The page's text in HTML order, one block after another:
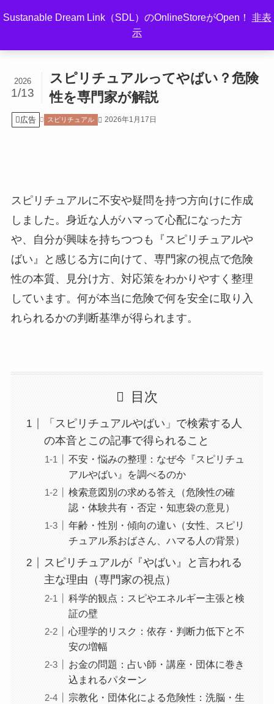
Sustanable Dream Link（SDL）のOnlineStoreがOpen！ 非表
示
スピリチュアルってやばい？危険
性を専門家が解説
2026
1/13
広告 スピリチュアル 2026年1月17日
スピリチュアルに不安や疑問を持つ方向けに作成
しました。身近な人がハマって心配になった方
や、自分が興味を持ちつつも『スピリチュアルや
ばい』と感じる方に向けて、専門家の視点で危険
性の本質、見分け方、対応策をわかりやすく整理
しています。何が本当に危険で何を安全に取り入
れられるかの判断基準が得られます。
目次
「スピリチュアルやばい」で検索する人
の本音とこの記事で得られること
不安・悩みの整理：なぜ今『スピリチュ
アルやばい』を調べるのか
検索意図別の求める答え（危険性の確
認・体験共有・否定・知恵袋の意見）
年齢・性別・傾向の違い（女性、スピリ
チュアル系おばさん、ハマる人の背景）
スピリチュアルが『やばい』と言われる
主な理由（専門家の視点）
科学的観点：スピやエネルギー主張と検
証の壁
心理学的リスク：依存・判断力低下と不
安の増幅
お金の問題：占い師・講座・団体に巻き
込まれるパターン
宗教化・団体化による危険性：洗脳・生